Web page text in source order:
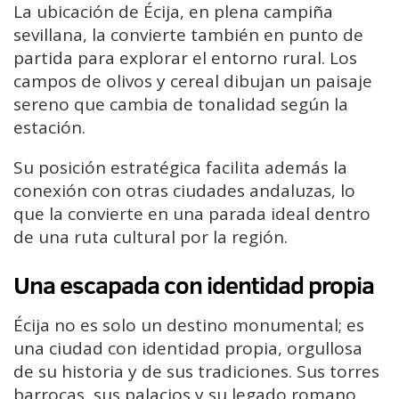
La ubicación de Écija, en plena campiña
sevillana, la convierte también en punto de
partida para explorar el entorno rural. Los
campos de olivos y cereal dibujan un paisaje
sereno que cambia de tonalidad según la
estación.
Su posición estratégica facilita además la
conexión con otras ciudades andaluzas, lo
que la convierte en una parada ideal dentro
de una ruta cultural por la región.
Una escapada con identidad propia
Écija no es solo un destino monumental; es
una ciudad con identidad propia, orgullosa
de su historia y de sus tradiciones. Sus torres
barrocas, sus palacios y su legado romano